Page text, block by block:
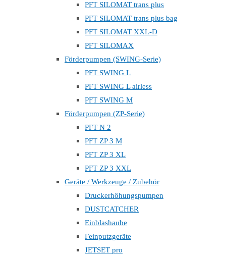
PFT SILOMAT trans plus
PFT SILOMAT trans plus bag
PFT SILOMAT XXL-D
PFT SILOMAX
Förderpumpen (SWING-Serie)
PFT SWING L
PFT SWING L airless
PFT SWING M
Förderpumpen (ZP-Serie)
PFT N 2
PFT ZP 3 M
PFT ZP 3 XL
PFT ZP 3 XXL
Geräte / Werkzeuge / Zubehör
Druckerhöhungspumpen
DUSTCATCHER
Einblashaube
Feinputzgeräte
JETSET pro